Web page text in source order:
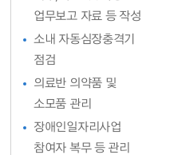
업무보고 자료 등 작성
소내 자동심장충격기
점검
의료반 의약품 및
소모품 관리
장애인일자리사업
참여자 복무 등 관리